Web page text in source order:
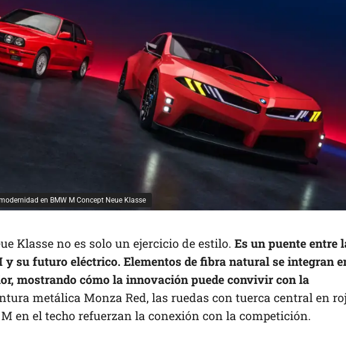
en BMW M Concept Neue Klasse
Klasse no es solo un ejercicio de estilo. Es un puente entre
y su futuro eléctrico. Elementos de fibra natural se integran
mostrando cómo la innovación puede convivir con la
metálica Monza Red, las ruedas con tuerca central en
en el techo refuerzan la conexión con la competición.